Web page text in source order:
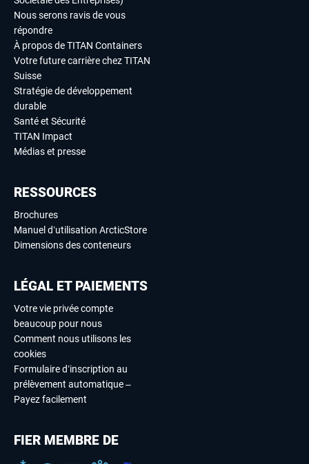
Nous serons ravis de vous
répondre
À propos de TITAN Containers
Votre future carrière chez TITAN
Suisse
Stratégie de développement
durable
Santé et Sécurité
TITAN Impact
Médias et presse
RESSOURCES
Brochures
Manuel d’utilisation ArcticStore
Dimensions des conteneurs
LÉGAL ET PAIEMENTS
Votre vie privée compte
beaucoup pour nous
Comment nous utilisons les
cookies
Formulaire d’inscription au
prélèvement automatique –
Payez facilement
FIER MEMBRE DE